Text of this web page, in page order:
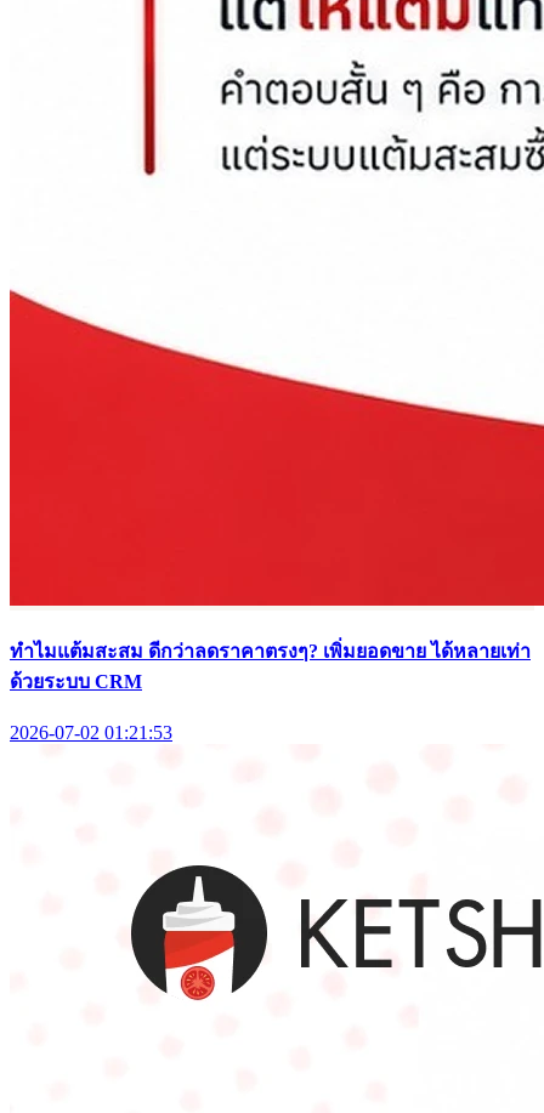
ทำไมแต้มสะสม ดีกว่าลดราคาตรงๆ? เพิ่มยอดขาย ได้หลายเท่า
ด้วยระบบ CRM
2026-07-02 01:21:53